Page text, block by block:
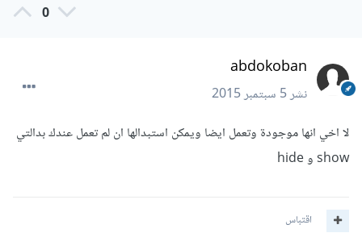
0
abdokoban
نشر5 سبتمبر 2015
لا اخي انها موجودة وتعمل ايضا ويمكن استبدالها ان لم تعمل عندك بدالتي
show و hide
اقتباس